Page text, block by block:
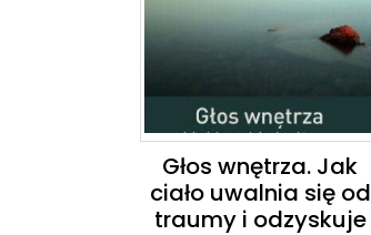
Głos wnętrza. Jak
ciało uwalnia się od
traumy i odzyskuje